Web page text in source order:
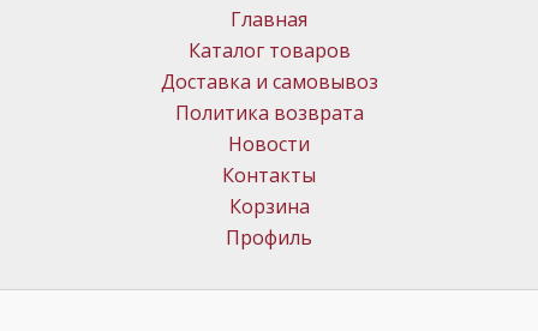
Главная
Каталог товаров
Доставка и самовывоз
Политика возврата
Новости
Контакты
Корзина
Профиль